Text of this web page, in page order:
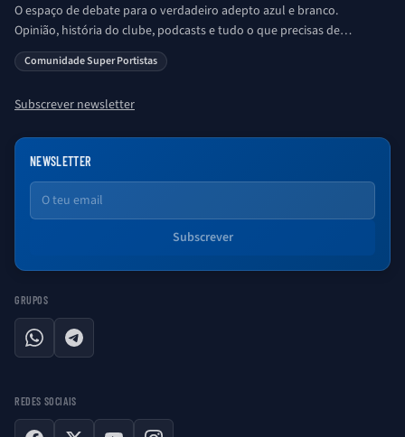
O espaço de debate para o verdadeiro adepto azul e branco.
Opinião, história do clube, podcasts e tudo o que precisas de
saber sobre o universo Porto. Ser Porto é aqui!
Comunidade Super Portistas
Subscrever newsletter
NEWSLETTER
Email
Subscrever
GRUPOS
WhatsAppTelegram
REDES SOCIAIS